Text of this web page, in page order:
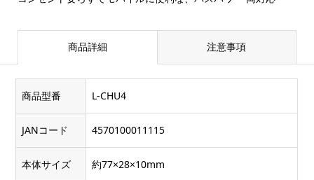
商品詳細 注意事項
商品型番 L-CHU4
JANコード 4570100011115
本体サイズ 約77×28×10mm